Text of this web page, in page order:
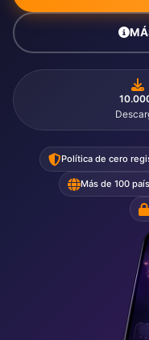
Política de cero
Más de 100